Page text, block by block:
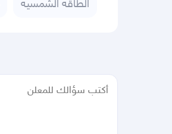
الطاقه الشمسيه